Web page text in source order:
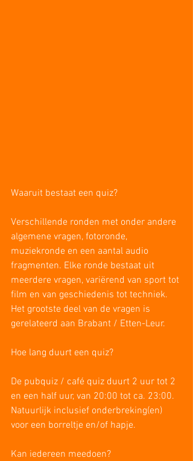
Waaruit bestaat een quiz?
Verschillende ronden met onder andere
algemene vragen, fotoronde,
muziekronde en een aantal audio
fragmenten. Elke ronde bestaat uit
meerdere vragen, variërend van sport tot
film en van geschiedenis tot techniek.
Het grootste deel van de vragen is
gerelateerd aan Brabant / Etten-Leur.
Hoe lang duurt een quiz?
De pubquiz / café quiz duurt 2 uur tot 2
en een half uur, van 20:00 tot ca. 23:00.
Natuurlijk inclusief onderbreking(en)
voor een borreltje en/of hapje.
Kan iedereen meedoen?